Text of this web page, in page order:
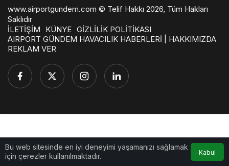
Bu web sitesinde en iyi deneyimi yaşamanızı sağlamak
için çerezler kullanılmaktadır.
Kabul
www.airportgundem.com © Telif Hakkı 2026, Tüm Hakları
Saklıdır
İLETİŞİM
KÜNYE GİZLİLİK POLİTİKASI
AIRPORT GÜNDEM HAVACILIK HABERLERİ | HAKKIMIZDA
REKLAM VER